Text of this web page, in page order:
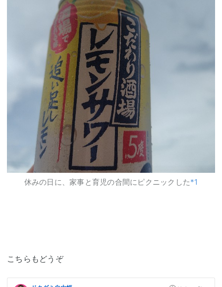
休みの日に、家事と育児の合間にピクニックした*1
こちらもどうぞ